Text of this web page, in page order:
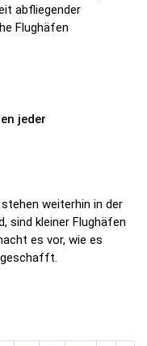
abfliegender
Flughäfen
jeder
weiterhin in der
sind kleiner Flughäfen
es vor, wie es